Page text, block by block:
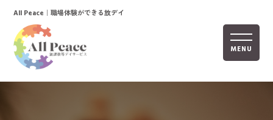
MENU
ホーム
All Peace ｜職場体験ができる放デイ